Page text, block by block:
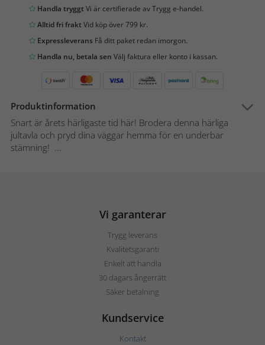
Handla tryggtVi är certifierade av Trygg e-handel.
Alltid fri fraktVid köp över 799 kr.
Expressleverans Få ditt paket redan imorgon.
Handla nu, betala sen Välj faktura eller konto i kassan.
Produktinformation
Snart är årets härligaste tid här! Brodera denna härliga
jultavla och pryd dina väggar hemma för en underbar
stämning! ...
Vi garanterar
Trygg leverans
Kvalitetsgaranti
Enkelt att handla
30 dagars ångerrätt
Säker betalning
Kundservice
Kontakt